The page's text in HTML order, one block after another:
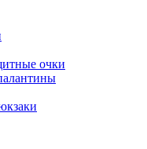
очки